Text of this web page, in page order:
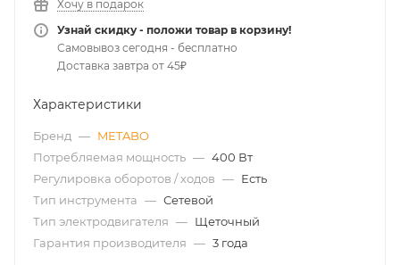
Хочу в подарок
Узнай скидку - положи товар в корзину!
Самовывоз сегодня - бесплатно
Доставка завтра от 45₽
Характеристики
Бренд — METABO
Потребляемая мощность — 400 Вт
Регулировка оборотов / ходов — Есть
Тип инструмента — Сетевой
Тип электродвигателя — Щеточный
Гарантия производителя — 3 года